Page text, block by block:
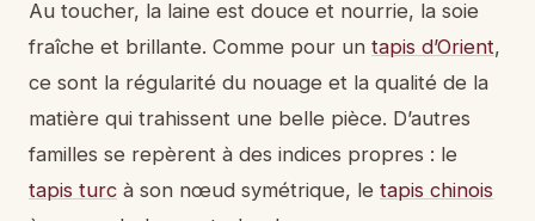
Au toucher, la laine est douce et nourrie, la soie
fraîche et brillante. Comme pour un tapis d’Orient,
ce sont la régularité du nouage et la qualité de la
matière qui trahissent une belle pièce. D’autres
familles se repèrent à des indices propres : le
tapis turc à son nœud symétrique, le tapis chinois